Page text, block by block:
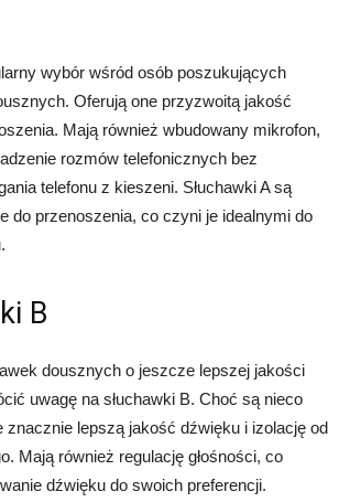
wybór wśród osób poszukujących
Oferują one przyzwoitą jakość
Mają również wbudowany mikrofon,
rozmów telefonicznych bez
telefonu z kieszeni. Słuchawki A są
do przenoszenia, co czyni je idealnymi do
B
dousznych o jeszcze lepszej jakości
uwagę na słuchawki B. Choć są nieco
znacznie lepszą jakość dźwięku i izolację od
Mają również regulację głośności, co
dźwięku do swoich preferencji.